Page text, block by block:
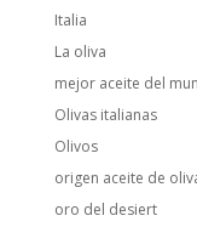
Italia
La oliva
mejor aceite del
Olivas italianas
Olivos
origen aceite de
oro del desiert